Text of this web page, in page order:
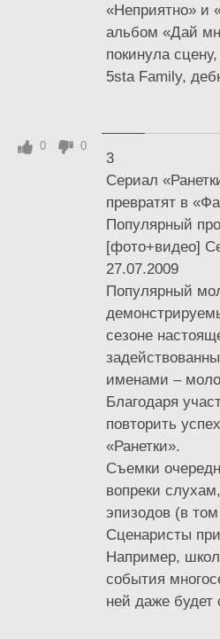
«Неприятно» и
альбом «Дай
покинула
5sta Family,
3
Сериал
превратят в
Популярный
[фото+видео]
27.07.2009
Популярный
сезоне
именами –
Благодаря
повторить
«Ранетки».
Съемки
вопреки
эпизодов (в
Сценаристы
Например,
события
ней даже
0 0